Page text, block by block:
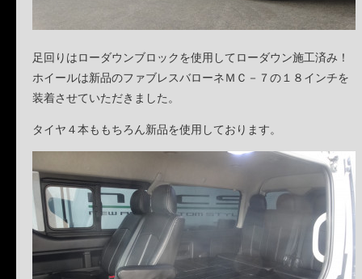
足回りはローダウンブロックを使用してローダウン施工済み！
ホイールは新品のファブレスバローネＭＣ－７の１８インチを
装着させていただきました。
タイヤ４本ももちろん新品を使用しております。